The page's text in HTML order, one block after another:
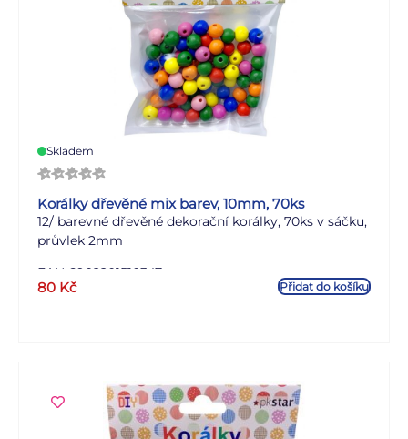
Skladem
Korálky dřevěné mix barev, 10mm, 70ks
12/ barevné dřevěné dekorační korálky, 70ks v sáčku,
průvlek 2mm
EAN 6902201510347
80 Kč Přidat do košíku